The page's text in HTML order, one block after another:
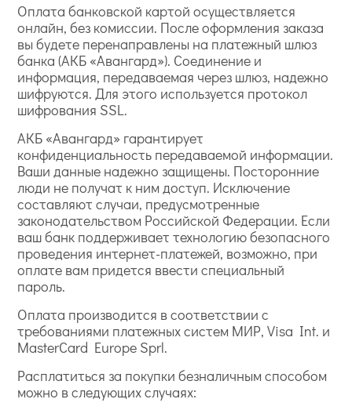
Оплата банковской картой осуществляется
онлайн, без комиссии. После оформления заказа
вы будете перенаправлены на платежный шлюз
банка (АКБ «Авангард»). Соединение и
информация, передаваемая через шлюз, надежно
шифруются. Для этого используется протокол
шифрования SSL.
АКБ «Авангард» гарантирует
конфиденциальность передаваемой информации.
Ваши данные надежно защищены. Посторонние
люди не получат к ним доступ. Исключение
составляют случаи, предусмотренные
законодательством Российской Федерации. Если
ваш банк поддерживает технологию безопасного
проведения интернет-платежей, возможно, при
оплате вам придется ввести специальный
пароль.
Оплата производится в соответствии с
требованиями платежных систем МИР, Visa Int. и
MasterCard Europe Sprl.
Расплатиться за покупки безналичным способом
можно в следующих случаях: